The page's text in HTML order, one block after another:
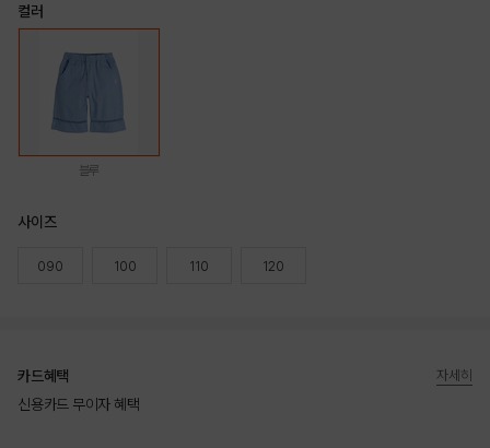
컬러
블루
사이즈
090 100 110 120
카드혜택
신용카드 무이자 혜택
자세히